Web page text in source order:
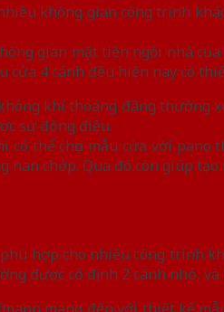
không gian công trình
gian mặt tiền ngôi nhà
4 cánh đều hiện nay có
khí thoáng đãng thường
sự đồng điệu.
thể chọn mẫu cửa với
nan chớp. Qua đó còn giúp
hợp cho nhiều công trình
được cố định 2 cánh nhỏ,